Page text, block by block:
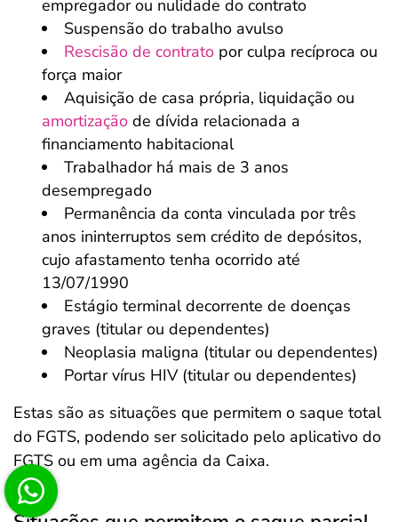
empregador ou nulidade do contrato
Suspensão do trabalho avulso
Rescisão de contrato por culpa recíproca ou
força maior
Aquisição de casa própria, liquidação ou
amortização de dívida relacionada a
financiamento habitacional
Trabalhador há mais de 3 anos
desempregado
Permanência da conta vinculada por três
anos ininterruptos sem crédito de depósitos,
cujo afastamento tenha ocorrido até
13/07/1990
Estágio terminal decorrente de doenças
graves (titular ou dependentes)
Neoplasia maligna (titular ou dependentes)
Portar vírus HIV (titular ou dependentes)
Estas são as situações que permitem o saque total
do FGTS, podendo ser solicitado pelo aplicativo do
FGTS ou em uma agência da Caixa.